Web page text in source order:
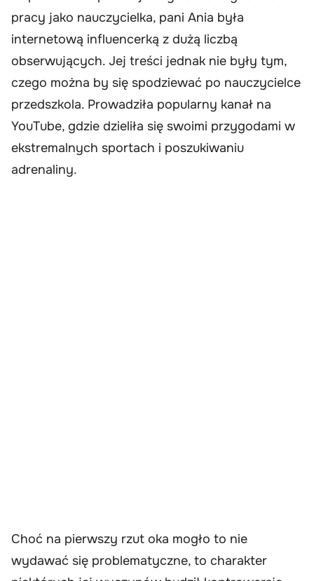
pracy jako nauczycielka, pani Ania była
internetową influencerką z dużą liczbą
obserwujących. Jej treści jednak nie były tym,
czego można by się spodziewać po nauczycielce
przedszkola. Prowadziła popularny kanał na
YouTube, gdzie dzieliła się swoimi przygodami w
ekstremalnych sportach i poszukiwaniu
adrenaliny.
Choć na pierwszy rzut oka mogło to nie
wydawać się problematyczne, to charakter